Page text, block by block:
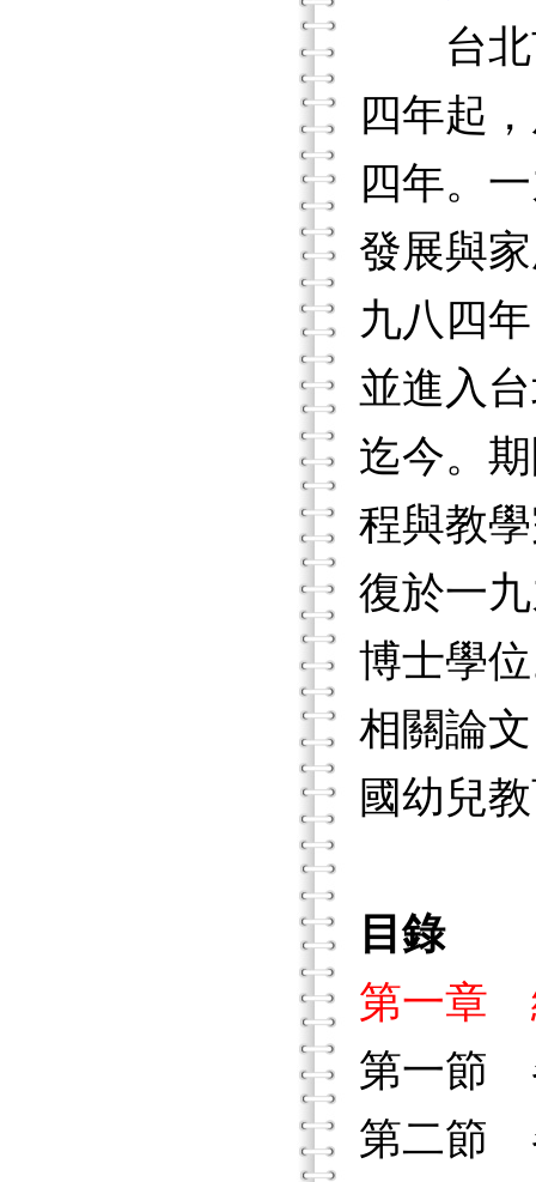
台北市
四年起
四年。
發展與
九八四
並進入
迄今。
程與教
復於一
博士學
相關論
國幼兒
目錄
第一章
第一節
第二節